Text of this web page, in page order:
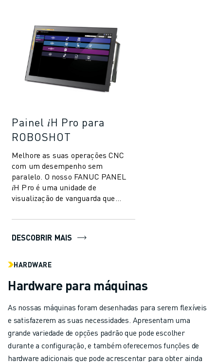
Painel 𝑖H Pro para
ROBOSHOT
Melhore as suas operações CNC
com um desempenho sem
paralelo. O nosso FANUC PANEL
𝑖H Pro é uma unidade de
visualização de vanguarda que
PC com capacidades CNC, of...
DESCOBRIR MAIS
HARDWARE
Hardware para máquinas
As nossas máquinas foram desenhadas para serem flexíveis
e satisfazerem as suas necessidades. Apresentam uma
grande variedade de opções padrão que pode escolher
durante a configuração, e também oferecemos funções de
hardware adicionais que pode acrescentar para obter ainda